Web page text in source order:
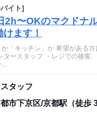
イト]
2h〜OKのマクドナ
ます！
か「キッチン」か 希望がある
...
タッフ
市下京区/京都駅（徒歩 3